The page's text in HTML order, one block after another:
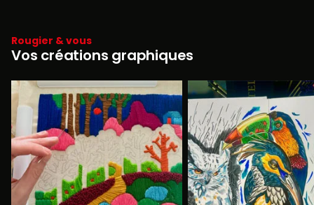
Rougier & vous
Vos créations graphiques